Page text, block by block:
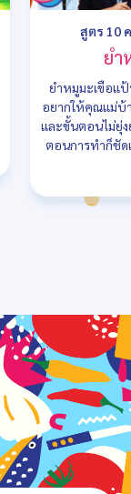
สูตร 10
ยำ
ยำหมูมะเขือแ
อยากให้คุณแม่บ้
และขั้นตอนไม่ยุ่
ตอนการทำก็ชัด